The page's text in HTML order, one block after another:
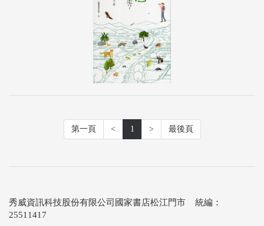
第一頁 < 1 > 最後頁
秀威資訊科技股份有限公司國家書店松江門市 統編：
25511417